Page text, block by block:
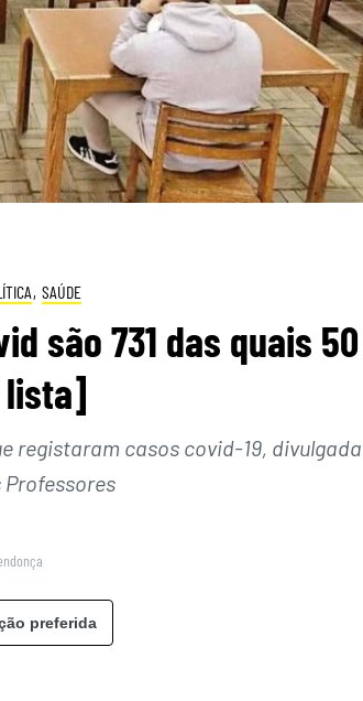
, SAÚDE
são 731 das quais 50
lista]
registaram casos covid-19, divulgada
preferida